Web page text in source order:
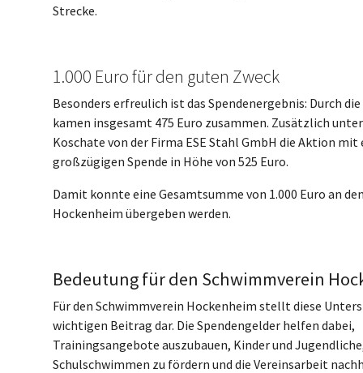
Strecke.
1.000 Euro für den guten Zweck
Besonders erfreulich ist das Spendenergebnis: Durch
kamen insgesamt 475 Euro zusammen. Zusätzlich
Koschate von der Firma ESE Stahl GmbH die Aktion mit
großzügigen Spende in Höhe von 525 Euro.
Damit konnte eine Gesamtsumme von 1.000 Euro an
Hockenheim übergeben werden.
Bedeutung für den Schwimmverein
Für den Schwimmverein Hockenheim stellt diese
wichtigen Beitrag dar. Die Spendengelder helfen dabei,
Trainingsangebote auszubauen, Kinder und
Schulschwimmen zu fördern und die Vereinsarbeit